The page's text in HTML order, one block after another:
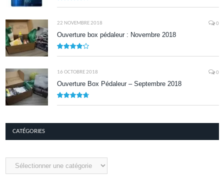
22 NOVEMBRE 2018 0
Ouverture box pédaleur : Novembre 2018
16 OCTOBRE 2018 0
Ouverture Box Pédaleur – Septembre 2018
CATÉGORIES
Catégories